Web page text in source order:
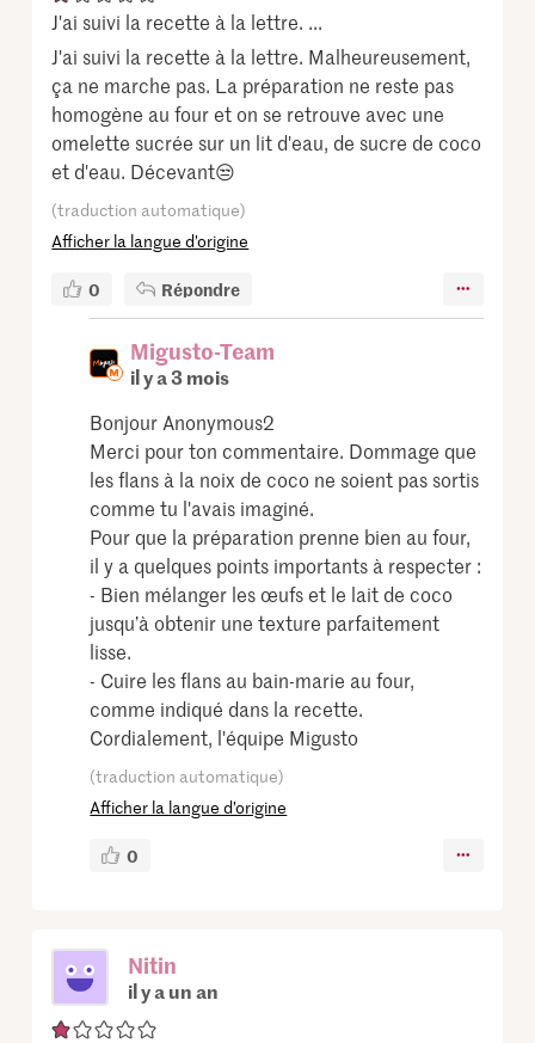
J'ai suivi la recette à la lettre. ...
J'ai suivi la recette à la lettre. Malheureusement,
ça ne marche pas. La préparation ne reste pas
homogène au four et on se retrouve avec une
omelette sucrée sur un lit d'eau, de sucre de coco
et d'eau. Décevant😒
(traduction automatique)
Afficher la langue d’origine
0 Répondre
Migusto-Team
il y a 3 mois
Bonjour Anonymous2
Merci pour ton commentaire. Dommage que
les flans à la noix de coco ne soient pas sortis
comme tu l'avais imaginé.
Pour que la préparation prenne bien au four,
il y a quelques points importants à respecter :
- Bien mélanger les œufs et le lait de coco
jusqu’à obtenir une texture parfaitement
lisse.
- Cuire les flans au bain-marie au four,
comme indiqué dans la recette.
Cordialement, l'équipe Migusto
(traduction automatique)
Afficher la langue d’origine
0
Nitin
il y a un an